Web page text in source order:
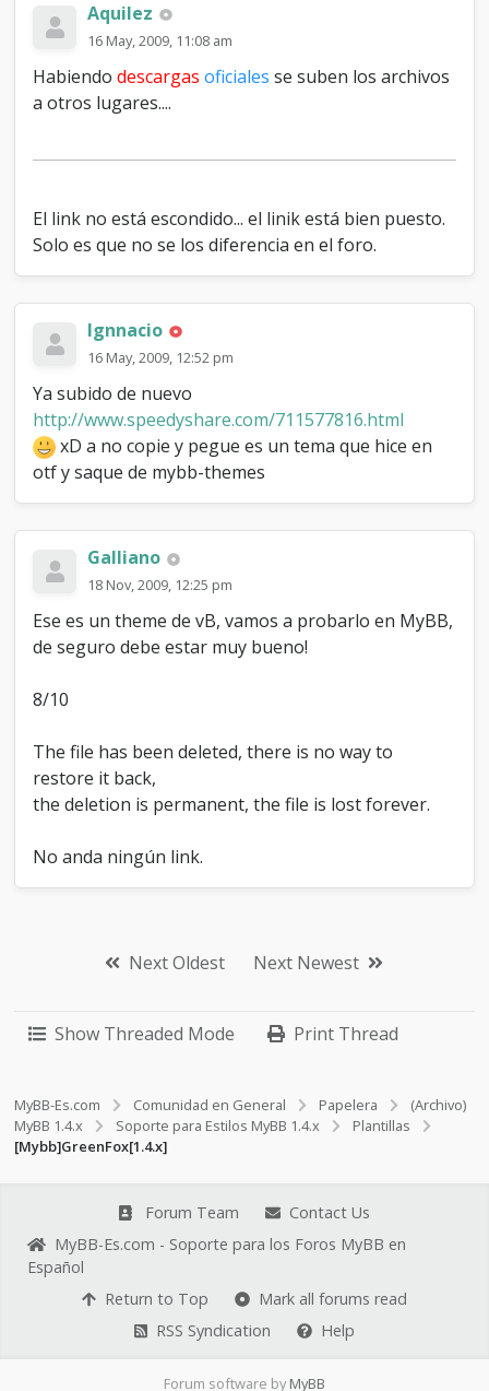
Aquilez
16 May, 2009, 11:08 am
Habiendodescargas oficiales se suben los archivos
a otros lugares....
El link no está escondido... el linik está bien puesto.
Solo es que no se los diferencia en el foro.
Ignnacio
16 May, 2009, 12:52 pm
Ya subido de nuevo
http://www.speedyshare.com/711577816.html
xD a no copie y pegue es un tema que hice en
otf y saque de mybb-themes
Galliano
18 Nov, 2009, 12:25 pm
Ese es un theme de vB, vamos a probarlo en MyBB,
de seguro debe estar muy bueno!
8/10
The file has been deleted, there is no way to
restore it back,
the deletion is permanent, the file is lost forever.
No anda ningún link.
Next Oldest Next Newest
Show Threaded Mode Print Thread
MyBB-Es.com Comunidad en General Papelera
(Archivo)
MyBB 1.4.x
Soporte para Estilos MyBB 1.4.x
Plantillas
[Mybb]GreenFox[1.4.x]
Forum Team
Contact Us
MyBB-Es.com - Soporte para los Foros MyBB en
Español
Return to Top
Mark all forums read
RSS Syndication
Help
Forum software by MyBB